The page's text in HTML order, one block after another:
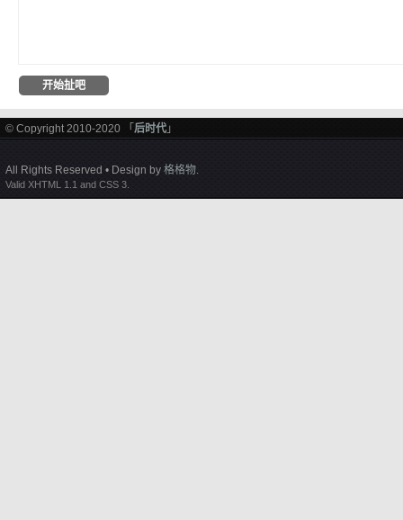
© Copyright 2010-2020 「 后时代 」
All Rights Reserved • Design by 格格物.
Valid XHTML 1.1 and CSS 3.